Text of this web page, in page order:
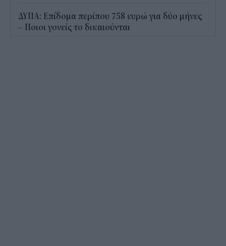
ΔΥΠΑ: Επίδομα περίπου 758 ευρώ για δύο μήνες
– Ποιοι γονείς το δικαιούνται